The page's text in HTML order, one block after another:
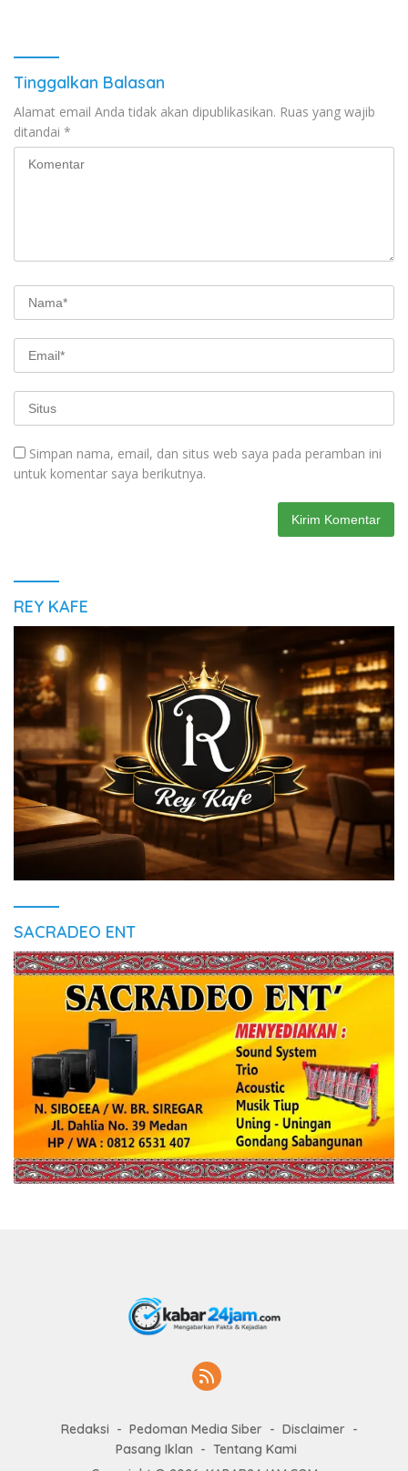
Tinggalkan Balasan
Alamat email Anda tidak akan dipublikasikan. Ruas yang wajib
ditandai *
Simpan nama, email, dan situs web saya pada peramban ini
untuk komentar saya berikutnya.
REY KAFE
SACRADEO ENT
Redaksi Pedoman Media Siber
Disclaimer
Pasang Iklan
Tentang Kami